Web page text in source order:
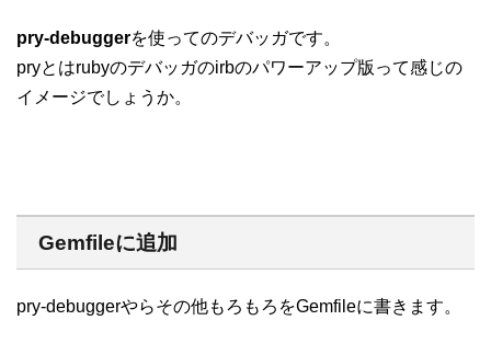
pry-debuggerを使ってのデバッガです。
pryとはrubyのデバッガのirbのパワーアップ版って感じの
イメージでしょうか。
Gemfileに追加
pry-debuggerやらその他もろもろをGemfileに書きます。